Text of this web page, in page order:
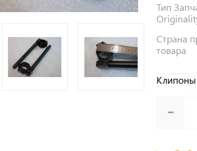
Тип
Страна
товара
Клипоны